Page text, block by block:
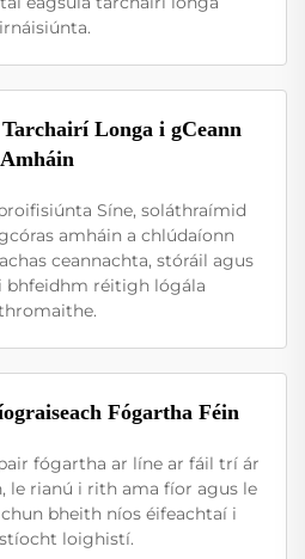
Longa i gCeann
Amháin
Síne, soláthraímid
amháin a chlúdaíonn
ceannachta, stóráil agus
bhfeidhm réitigh lógála
Fógartha Féin
fógartha ar líne ar fáil trí ár
le rianú i rith ama fíor agus le
bheith níos éifeachtaí i
loighistí.